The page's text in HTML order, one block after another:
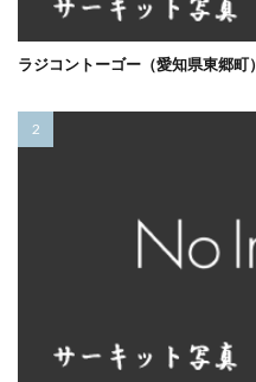
ラジコントーゴー（愛知県東郷町）